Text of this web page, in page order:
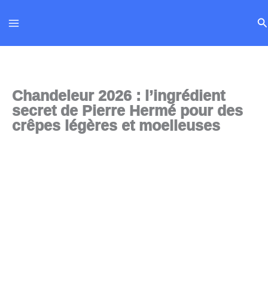
au
Chandeleur 2026 : l’ingrédient
secret de Pierre Hermé pour des
crêpes légères et moelleuses